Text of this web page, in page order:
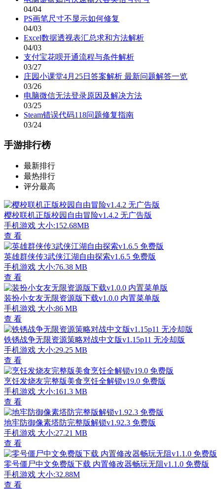
04/04
PS画笔尺寸不显示如何修复
04/03
Excel数据透视表汇总求和方法解析
04/03
支付宝花呗开通流程与条件解析
03/27
庄园小课堂4月25日答案解析 最新问题解答一览
03/26
电脑微信无法登录原因及解决方法
03/25
Steam错误代码118问题修复指南
03/24
手游排行榜
最新排行
最热排行
评分最高
樱校联机正版校园自由冒险v1.4.2 无广告版
手机游戏 大小:152.68MB
查 看
英雄群侠传3武侠江湖自由探索v1.6.5 免费版
手机游戏 大小:76.38 MB
查 看
装扮小女友无限资源版下载v1.0.0 内置菜单版
手机游戏 大小:86 MB
查 看
铁锈战争无限资源策略对战中文版v1.15p11 无冷却版
手机游戏 大小:29.25 MB
查 看
烹饪发烧友完整版美食烹饪全解锁v19.0 免费版
手机游戏 大小:161.3 MB
查 看
地牢防御像素塔防完整版解锁v1.92.3 免费版
手机游戏 大小:27.21 MB
查 看
零号僵尸中文免费版下载 内置修改器畅玩无阻v1.1.0 免费版
手机游戏 大小:32.88M
查 看